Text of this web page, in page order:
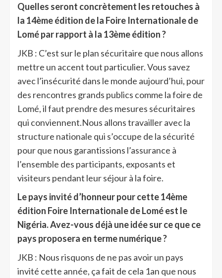
Quelles seront concrètement les retouches à
la 14ème édition de la Foire Internationale de
Lomé par rapport à la 13ème édition ?
JKB : C’est sur le plan sécuritaire que nous allons
mettre un accent tout particulier. Vous savez
avec l’insécurité dans le monde aujourd’hui, pour
des rencontres grands publics comme la foire de
Lomé, il faut prendre des mesures sécuritaires
qui conviennent.Nous allons travailler avec la
structure nationale qui s’occupe de la sécurité
pour que nous garantissions l’assurance à
l’ensemble des participants, exposants et
visiteurs pendant leur séjour à la foire.
Le pays invité d’honneur pour cette 14ème
édition Foire Internationale de Lomé est le
Nigéria. Avez-vous déjà une idée sur ce que ce
pays proposera en terme numérique ?
JKB : Nous risquons de ne pas avoir un pays
invité cette année, ça fait de cela 1an que nous